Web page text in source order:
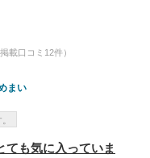
載口コミ12件）
まい
ても気に入っていま